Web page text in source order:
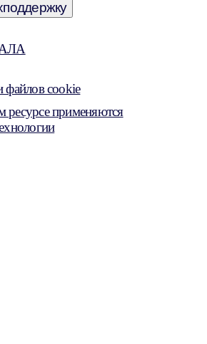
файлов cookie
применяются